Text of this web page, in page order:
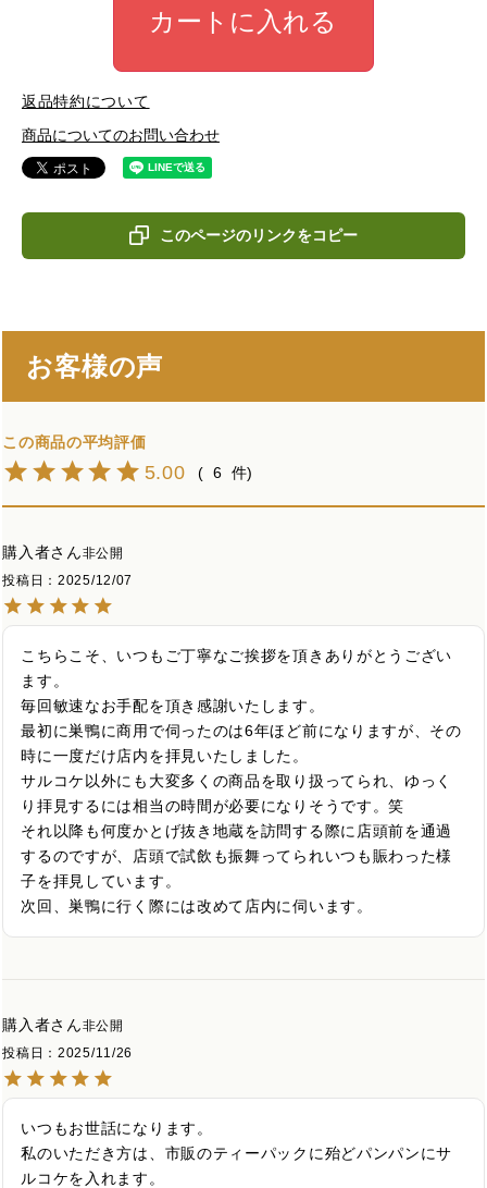
カートに入れる
返品特約について
商品についてのお問い合わせ
このページのリンクをコピー
お客様の声
5.00 6
購入者
非公開
投稿日
2025/12/07
こちらこそ、いつもご丁寧なご挨拶を頂きありがとうござい
ます。
毎回敏速なお手配を頂き感謝いたします。
最初に巣鴨に商用で伺ったのは6年ほど前になりますが、その
時に一度だけ店内を拝見いたしました。
サルコケ以外にも大変多くの商品を取り扱ってられ、ゆっく
り拝見するには相当の時間が必要になりそうです。笑
それ以降も何度かとげ抜き地蔵を訪問する際に店頭前を通過
するのですが、店頭で試飲も振舞ってられいつも賑わった様
子を拝見しています。
次回、巣鴨に行く際には改めて店内に伺います。
購入者
非公開
投稿日
2025/11/26
いつもお世話になります。
私のいただき方は、市販のティーパックに殆どパンパンにサ
ルコケを入れます。